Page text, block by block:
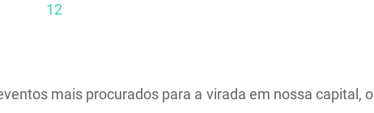
12
mais procurados para a virada em nossa capital, o